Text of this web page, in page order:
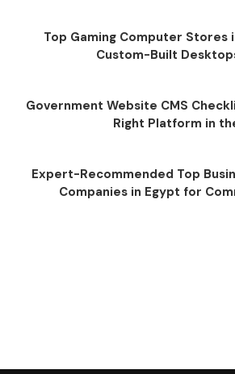
Top Gaming Computer Stores
Custom-Built
Government Website CMS
Right Platform in
Expert-Recommended Top
Companies in Egypt for